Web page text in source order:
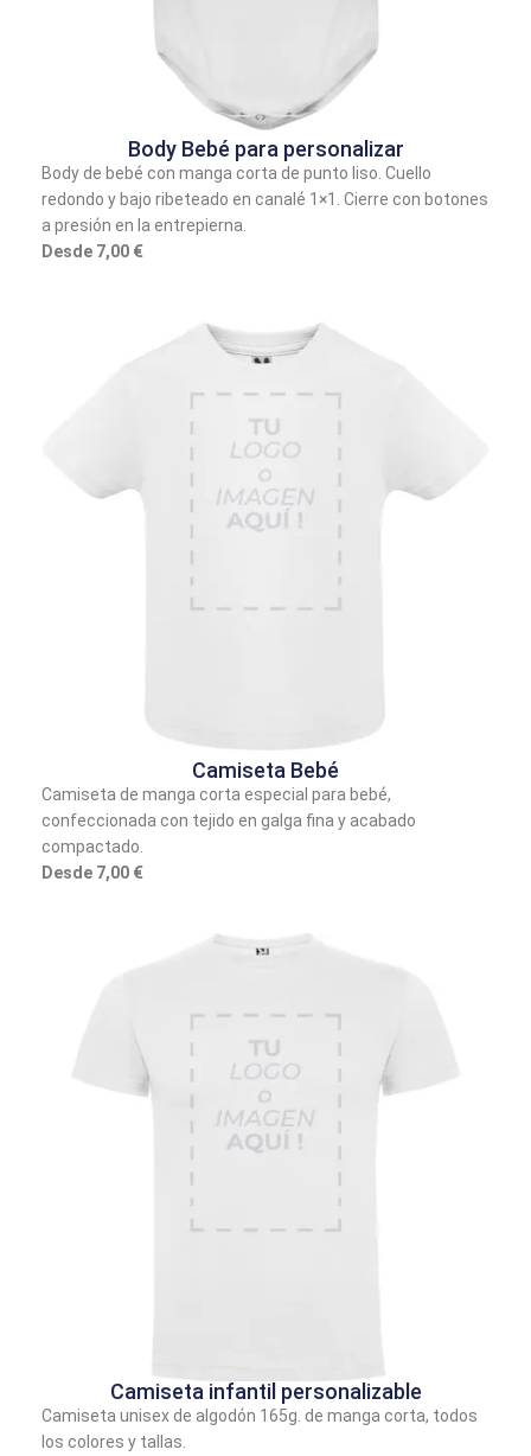
Body Bebé para personalizar
Body de bebé con manga corta de punto liso. Cuello
redondo y bajo ribeteado en canalé 1×1. Cierre con botones
a presión en la entrepierna.
Desde 7,00 €
Camiseta Bebé
Camiseta de manga corta especial para bebé,
confeccionada con tejido en galga fina y acabado
compactado.
Desde 7,00 €
Camiseta infantil personalizable
Camiseta unisex de algodón 165g. de manga corta, todos
los colores y tallas.